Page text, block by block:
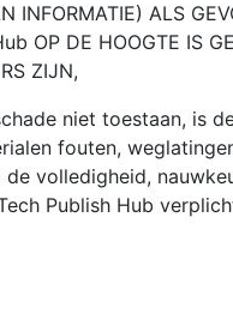
INFORMATIE) ALS
OP DE HOOGTE IS
ZIJN,
niet toestaan, is
fouten,
volledigheid,
Publish Hub